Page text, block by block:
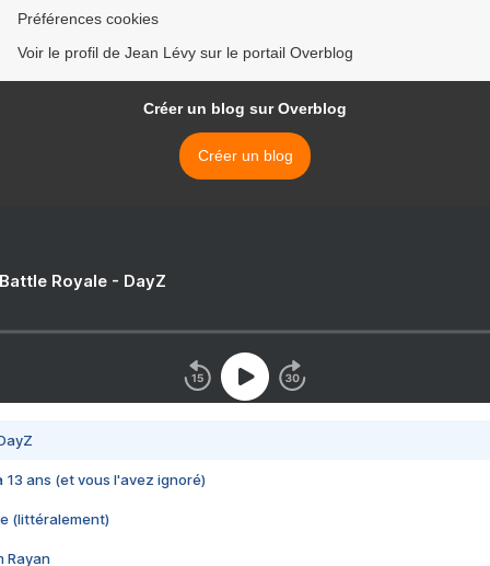
Préférences cookies
Voir le profil de Jean Lévy sur le portail Overblog
Créer un blog sur Overblog
Créer un blog
Royale - DayZ
13 ans (et vous l'avez ignoré)
(littéralement)
Rayan